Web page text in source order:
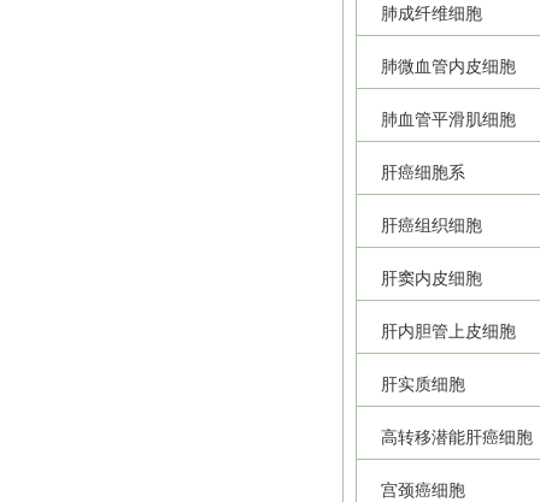
肺成纤维细胞
肺微血管内皮细胞
肺血管平滑肌细胞
肝癌细胞系
肝癌组织细胞
肝窦内皮细胞
肝内胆管上皮细胞
肝实质细胞
高转移潜能肝癌细胞
宫颈癌细胞